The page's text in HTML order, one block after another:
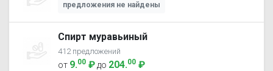
предложения не найдены
Спирт муравьиный
412 предложений
от 9.00 ₽ до 204.00 ₽